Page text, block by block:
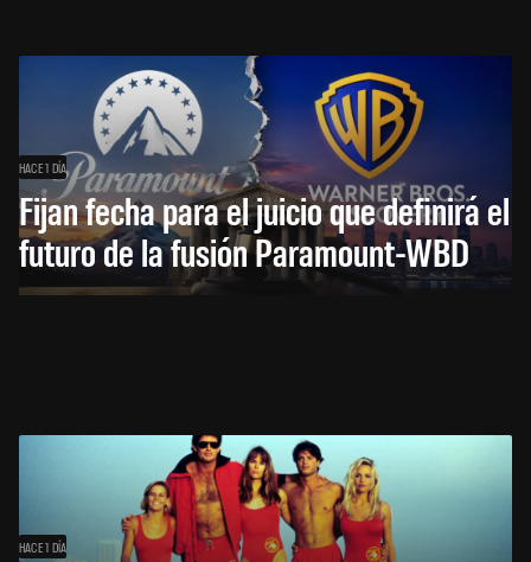
HACE 1 DÍA
Fijan fecha para el juicio que definirá el
futuro de la fusión Paramount-WBD
HACE 1 DÍA